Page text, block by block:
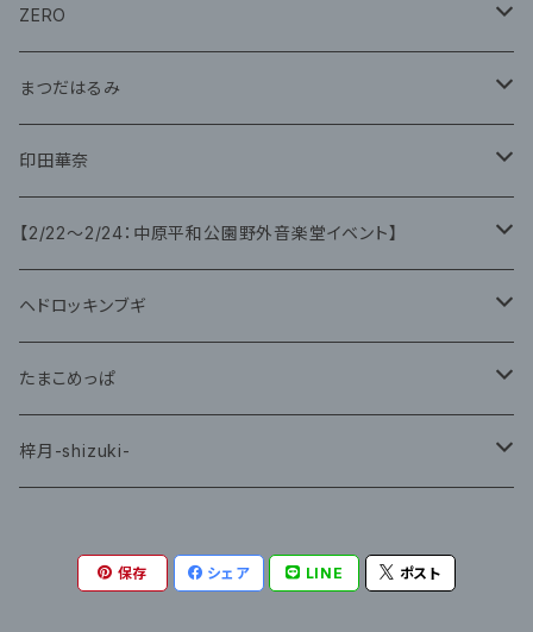
グッズ
グッズ
ZERO
グッズ
CD
まつだはるみ
CD
グッズ
印田華奈
グッズ
【2/22〜2/24：中原平和公園野外音楽堂イベント】
藤咲ゆみ
ヘドロッキンブギ
CD
たまこめっぱ
グッズ
梓月-shizuki-
保存 シェア LINE ポスト